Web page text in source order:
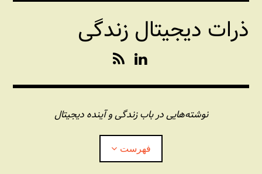
رفتن
محتواذرات دیجیتال زندگی
n
k
e
d
I
n
S
نوشته‌هایی در باب زندگی و آینده دیجیتال
فهرست